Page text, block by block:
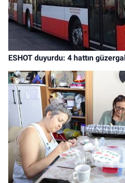
ESHOT duyurdu: 4 hattın